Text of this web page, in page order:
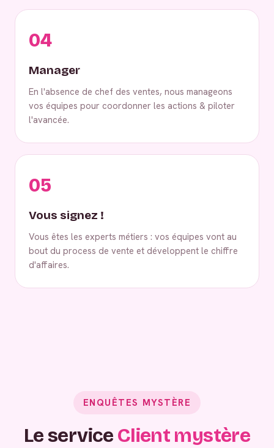
04
Manager
En l'absence de chef des ventes, nous manageons
vos équipes pour coordonner les actions & piloter
l'avancée.
05
Vous signez !
Vous êtes les experts métiers : vos équipes vont au
bout du process de vente et développent le chiffre
d'affaires.
ENQUÊTES MYSTÈRE
Le service Client mystère